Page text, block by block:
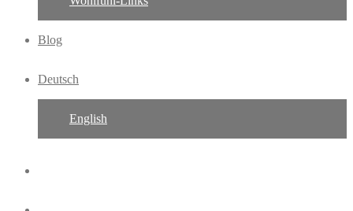
Blog
Deutsch
English